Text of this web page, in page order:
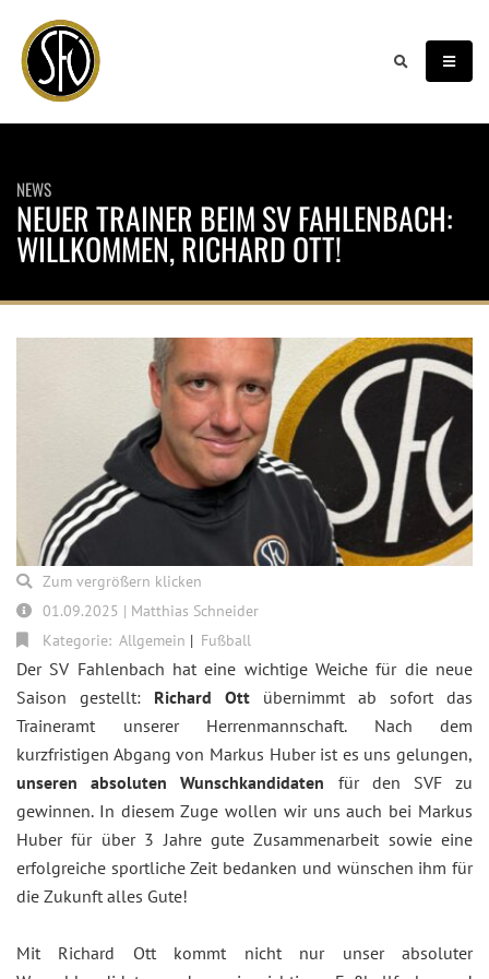
NEWS
NEUER TRAINER BEIM SV FAHLENBACH:
WILLKOMMEN, RICHARD OTT!
Der SV Fahlenbach hat eine wichtige Weiche für die neue
Saison gestellt: Richard Ott übernimmt ab sofort das
Traineramt unserer Herrenmannschaft. Nach dem
kurzfristigen Abgang von Markus Huber ist es uns gelungen,
unseren absoluten Wunschkandidaten für den SVF zu
gewinnen. In diesem Zuge wollen wir uns auch bei Markus
Huber für über 3 Jahre gute Zusammenarbeit sowie eine
erfolgreiche sportliche Zeit bedanken und wünschen ihm für
die Zukunft alles Gute!
Mit Richard Ott kommt nicht nur unser absoluter
Zum vergrößern klicken
01.09.2025 | Matthias Schneider
Kategorie: Allgemein Fußball